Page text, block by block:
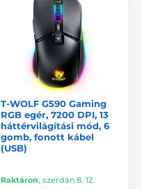
T-WOLF G590 Gaming
RGB egér, 7200 DPI, 13
háttérvilágítási mód, 6
gomb, fonott kábel
(USB)
Raktáron, szerdán 8. 12.